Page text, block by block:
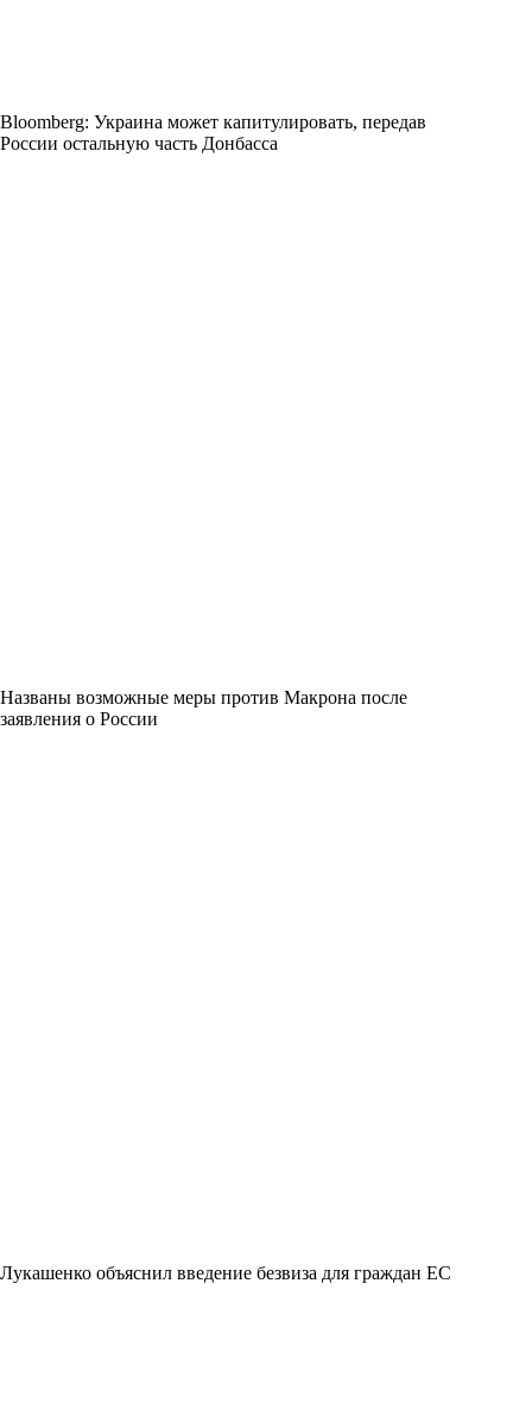
Bloomberg: Украина может капитулировать, передав
России остальную часть Донбасса
Названы возможные меры против Макрона после
заявления о России
Лукашенко объяснил введение безвиза для граждан ЕС